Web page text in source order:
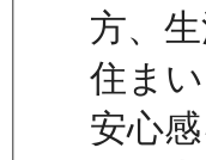
方、
住ま
安心